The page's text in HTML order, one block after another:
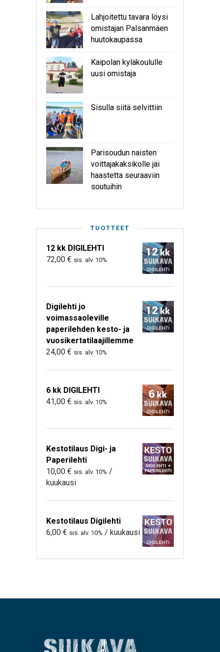
Lahjoitettu tavara löysi
omistajan Palsanmäen
huutokaupassa
Kaipolan kyläkoululle
uusi omistaja
Sisulla siitä selvittiin
Parisoudun naisten
voittajakaksikolle jäi
haastetta seuraaviin
soutuihin
TUOTTEET
12 kk DIGILEHTI
72,00 € sis. alv. 10%
Digilehti jo
voimassaoleville
paperilehden kesto- ja
vuosikertatilaajillemme
24,00 € sis. alv. 10%
6 kk DIGILEHTI
41,00 € sis. alv. 10%
Kestotilaus Digi- ja
Paperilehti
10,00 € sis. alv. 10% /
kuukausi
Kestotilaus Digilehti
6,00 € sis. alv. 10% / kuukausi